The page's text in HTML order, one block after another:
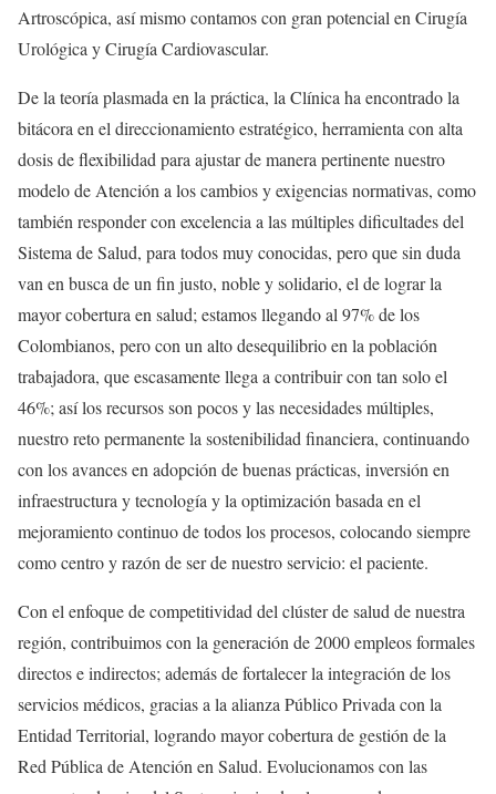
Artroscópica, así mismo contamos con gran potencial en Cirugía
Urológica y Cirugía Cardiovascular.
De la teoría plasmada en la práctica, la Clínica ha encontrado la
bitácora en el direccionamiento estratégico, herramienta con alta
dosis de flexibilidad para ajustar de manera pertinente nuestro
modelo de Atención a los cambios y exigencias normativas, como
también responder con excelencia a las múltiples dificultades del
Sistema de Salud, para todos muy conocidas, pero que sin duda
van en busca de un fin justo, noble y solidario, el de lograr la
mayor cobertura en salud; estamos llegando al 97% de los
Colombianos, pero con un alto desequilibrio en la población
trabajadora, que escasamente llega a contribuir con tan solo el
46%; así los recursos son pocos y las necesidades múltiples,
nuestro reto permanente la sostenibilidad financiera, continuando
con los avances en adopción de buenas prácticas, inversión en
infraestructura y tecnología y la optimización basada en el
mejoramiento continuo de todos los procesos, colocando siempre
como centro y razón de ser de nuestro servicio: el paciente.
Con el enfoque de competitividad del clúster de salud de nuestra
región, contribuimos con la generación de 2000 empleos formales
directos e indirectos; además de fortalecer la integración de los
servicios médicos, gracias a la alianza Público Privada con la
Entidad Territorial, logrando mayor cobertura de gestión de la
Red Pública de Atención en Salud. Evolucionamos con las